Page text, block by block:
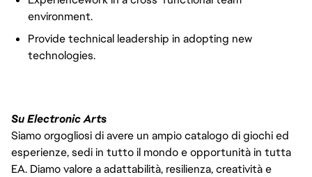
environment.
Provide technical leadership in adopting new
technologies.
Su Electronic Arts
Siamo orgogliosi di avere un ampio catalogo di giochi ed
esperienze, sedi in tutto il mondo e opportunità in tutta
EA. Diamo valore a adattabilità, resilienza, creatività e